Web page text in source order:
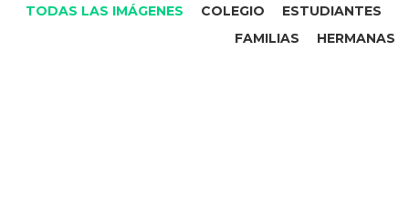
TODAS LAS IMÁGENES COLEGIO
ESTUDIANTES
FAMILIAS
HERMANAS